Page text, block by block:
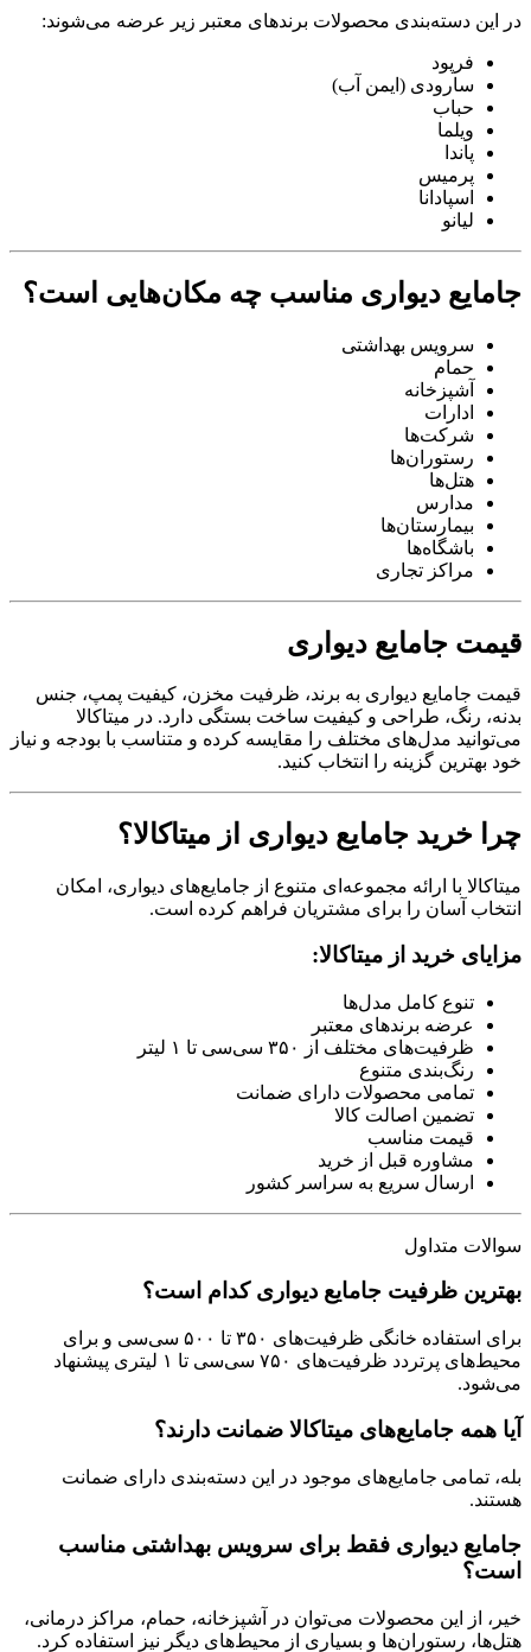
در این دسته‌بندی محصولات برندهای معتبر زیر عرضه می‌شوند:
فرپود
سارودی (ایمن آب)
حباب
ویلما
پاندا
پرمیس
اسپادانا
لیانو
جامایع دیواری مناسب چه مکان‌هایی است؟
سرویس بهداشتی
حمام
آشپزخانه
ادارات
شرکت‌ها
رستوران‌ها
هتل‌ها
مدارس
بیمارستان‌ها
باشگاه‌ها
مراکز تجاری
قیمت جامایع دیواری
قیمت جامایع دیواری به برند، ظرفیت مخزن، کیفیت پمپ، جنس
بدنه، رنگ، طراحی و کیفیت ساخت بستگی دارد. در میتاکالا
می‌توانید مدل‌های مختلف را مقایسه کرده و متناسب با بودجه و نیاز
خود بهترین گزینه را انتخاب کنید.
چرا خرید جامایع دیواری از میتاکالا؟
میتاکالا با ارائه مجموعه‌ای متنوع از جامایع‌های دیواری، امکان
انتخاب آسان را برای مشتریان فراهم کرده است.
مزایای خرید از میتاکالا:
تنوع کامل مدل‌ها
عرضه برندهای معتبر
ظرفیت‌های مختلف از ۳۵۰ سی‌سی تا ۱ لیتر
رنگ‌بندی متنوع
تمامی محصولات دارای ضمانت
تضمین اصالت کالا
قیمت مناسب
مشاوره قبل از خرید
ارسال سریع به سراسر کشور
سوالات متداول
بهترین ظرفیت جامایع دیواری کدام است؟
برای استفاده خانگی ظرفیت‌های ۳۵۰ تا ۵۰۰ سی‌سی و برای
محیط‌های پرتردد ظرفیت‌های ۷۵۰ سی‌سی تا ۱ لیتری پیشنهاد
می‌شود.
آیا همه جامایع‌های میتاکالا ضمانت دارند؟
بله، تمامی جامایع‌های موجود در این دسته‌بندی دارای ضمانت
هستند.
جامایع دیواری فقط برای سرویس بهداشتی مناسب
است؟
خیر، از این محصولات می‌توان در آشپزخانه، حمام، مراکز درمانی،
هتل‌ها، رستوران‌ها و بسیاری از محیط‌های دیگر نیز استفاده کرد.